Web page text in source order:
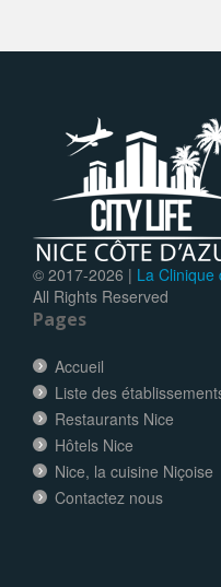
© 2017-2026 | La Clinique
All Rights Reserved
Pages
Accueil
Liste des
Restaurants Nice
Hôtels Nice
Nice, la cuisine Niçoise
Contactez nous